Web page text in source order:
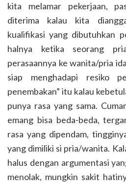
kita melamar pekerjaan,
diterima kalau kita
kualifikasi yang dibutuhkan
halnya ketika seorang
perasaannya ke wanita/pria
siap menghadapi resiko
penembakan” itu kalau
punya rasa yang sama.
emang bisa beda-beda,
rasa yang dipendam,
yang dimiliki si pria/wanita.
halus dengan argumentasi
menolak, mungkin sakit